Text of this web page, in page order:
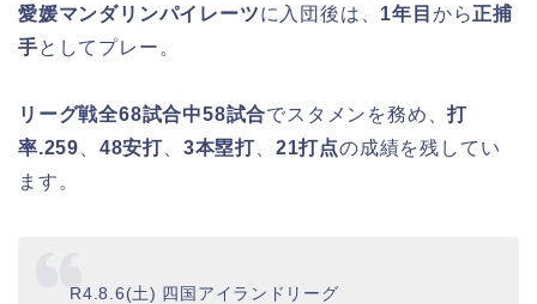
愛媛マンダリンパイレーツに入団後は、 1年目 から正捕
手としてプレー。
リーグ戦全68試合中58試合でスタメンを務め、打
率.259
48安打 3本塁打 21打点の成績を残してい
ます。
R4.8.6(土) 四国アイランドリーグ